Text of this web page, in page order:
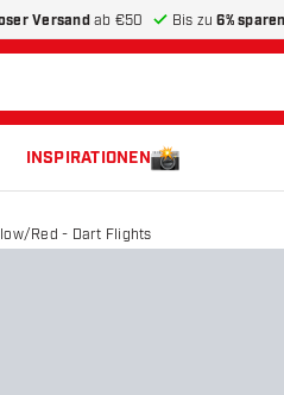
Versandab €50 Bis zu6% sparen
INSPIRATIONEN
Red - Dart Flights